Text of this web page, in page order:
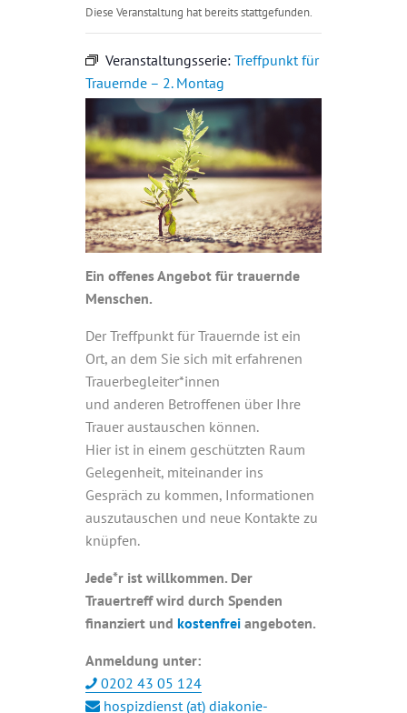
Diese Veranstaltung hat bereits stattgefunden.
Veranstaltungsserie: Treffpunkt für
Trauernde – 2. Montag
Ein offenes Angebot für trauernde
Menschen.
Der Treffpunkt für Trauernde ist ein
Ort, an dem Sie sich mit erfahrenen
Trauerbegleiter*innen
und anderen Betroffenen über Ihre
Trauer austauschen können.
Hier ist in einem geschützten Raum
Gelegenheit, miteinander ins
Gespräch zu kommen, Informationen
auszutauschen und neue Kontakte zu
knüpfen.
Jede*r ist willkommen. Der
Trauertreff wird durch Spenden
finanziert und kostenfrei angeboten.
Anmeldung unter:
0202 43 05 124
hospizdienst (at) diakonie-